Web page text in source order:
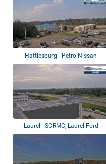
Hattiesburg - Petro Nissan
Laurel - SCRMC, Laurel Ford